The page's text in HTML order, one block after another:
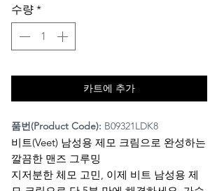
수량 *
카트에 추가
품번(Product Code): B09321LDK8
비트(Veet) 남성용 제모 크림으로 완성하는
깔끔한 맨즈 그루밍
지저분한 체모 고민, 이제 비트 남성용 제